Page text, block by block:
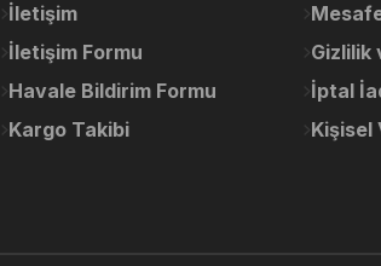
İletişim
İletişim Formu
Havale Bildirim Formu
Kargo Takibi
Gizlilik
İptal
Kişisel